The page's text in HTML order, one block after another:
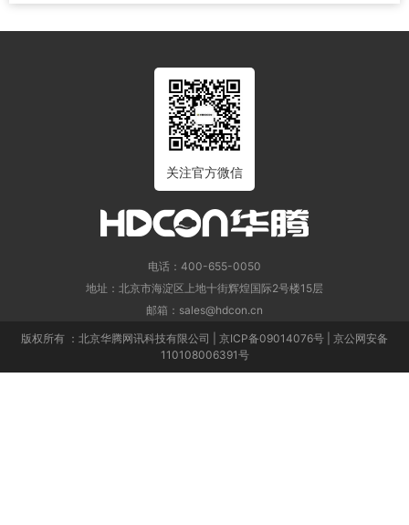
关注官方微信
电话：400-655-0050
地址：北京市海淀区上地十街辉煌国际2号楼15层
邮箱：sales@hdcon.cn
版权所有 ：北京华腾网讯科技有限公司 | 京ICP备09014076号 | 京公网安备
110108006391号